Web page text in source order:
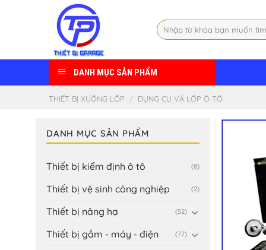
Tìm
kiếm:
DANH MỤC SẢN PHẨM
THIẾT BỊ XƯỞNG LỐP / DỤNG CỤ VÁ LỐP Ô TÔ
DANH MỤC SẢN PHẨM
Thiết bị kiểm định ô tô (8)
Thiết bị vệ sinh công nghiệp (2)
Thiết bị nâng hạ (52)
Thiết bị gầm - máy - điện (77)